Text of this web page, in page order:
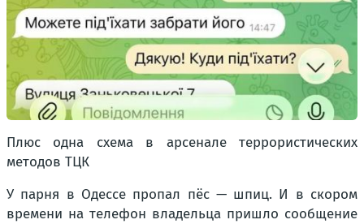
Плюс одна схема в арсенале террористических
методов ТЦК
У парня в Одессе пропал пёс — шпиц. И в скором
времени на телефон владельца пришло сообщение